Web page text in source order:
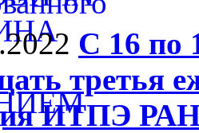
С 16 по
третья
ИТПЭ